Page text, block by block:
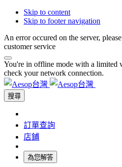
Skip to content
Skip to footer navigation
An error occured on the server,
customer service
You're in offline mode with a limited
check your network connection.
搜尋
訂單查詢
店鋪
為您解答